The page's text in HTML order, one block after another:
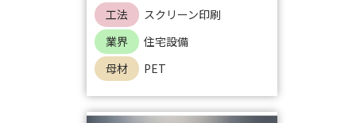
工法
スクリーン印刷
業界
住宅設備
母材
PET